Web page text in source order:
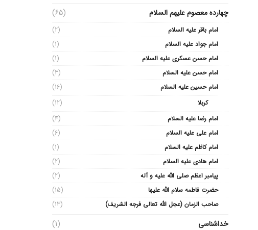
چهارده معصوم علیهم السلام
(65)
امام باقر علیه السلام
(2)
امام جواد علیه السلام
(1)
امام حسن عسکری علیه السلام
(1)
امام حسن علیه السلام
(3)
امام حسین علیه السلام
(16)
کربلا
(12)
امام رضا علیه السلام
(4)
امام علی علیه السلام
(6)
امام کاظم علیه السلام
(1)
امام هادی علیه السلام
(2)
پیامبر اعظم صلی الله علیه و آله
(2)
حضرت فاطمه سلام الله علیها
(15)
صاحب الزمان (عجل الله تعالی فرجه الشریف)
(13)
خداشناسی (1)